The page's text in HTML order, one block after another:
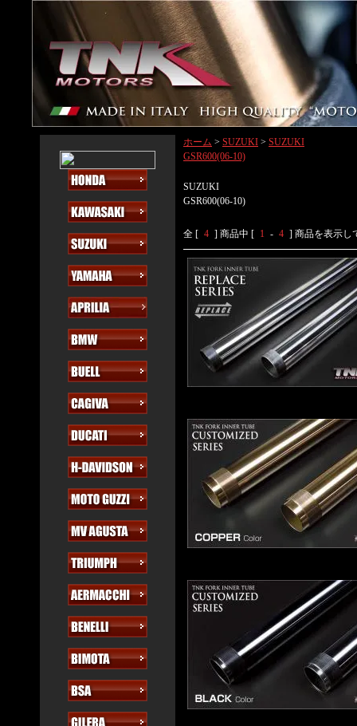
ホーム > SUZUKI > SUZUKI
GSR600(06-10)
SUZUKI
GSR600(06-10)
全 [ 4 ] 商品中 [ 1 - 4 ] 商品を表示し